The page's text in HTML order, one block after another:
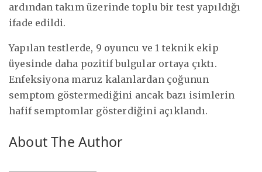
ardından takım üzerinde toplu bir test yapıldığı
ifade edildi.
Yapılan testlerde, 9 oyuncu ve 1 teknik ekip
üyesinde daha pozitif bulgular ortaya çıktı.
Enfeksiyona maruz kalanlardan çoğunun
semptom göstermediğini ancak bazı isimlerin
hafif semptomlar gösterdiğini açıklandı.
About The Author